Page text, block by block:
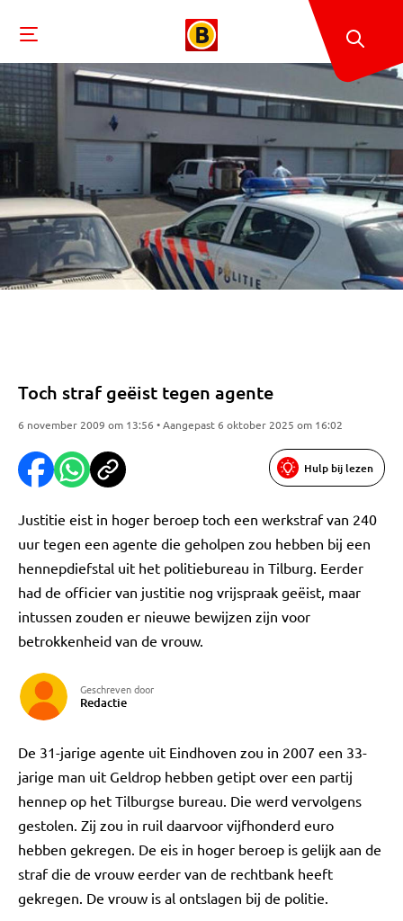
Toch straf geëist tegen agente
6 november 2009 om 13:56 • Aangepast 6 oktober 2025 om 16:02
Hulp bij lezen
Justitie eist in hoger beroep toch een werkstraf van 240
uur tegen een agente die geholpen zou hebben bij een
hennepdiefstal uit het politiebureau in Tilburg. Eerder
had de officier van justitie nog vrijspraak geëist, maar
intussen zouden er nieuwe bewijzen zijn voor
betrokkenheid van de vrouw.
Geschreven door
Redactie
De 31-jarige agente uit Eindhoven zou in 2007 een 33-
jarige man uit Geldrop hebben getipt over een partij
hennep op het Tilburgse bureau. Die werd vervolgens
gestolen. Zij zou in ruil daarvoor vijfhonderd euro
hebben gekregen. De eis in hoger beroep is gelijk aan de
straf die de vrouw eerder van de rechtbank heeft
gekregen. De vrouw is al ontslagen bij de politie.